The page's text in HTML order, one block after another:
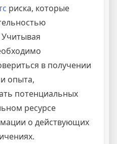
риска, которые
в получении
опыта,
потенциальных
ресурсе
о действующих